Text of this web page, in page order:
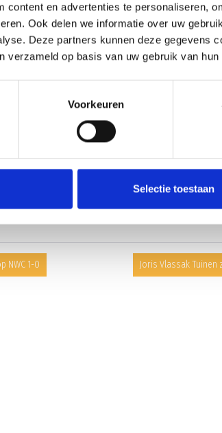
content en advertenties te personaliseren,
Ook delen we informatie over uw
Deze partners kunnen deze gegevens
verzameld op basis van uw gebruik van
Voorkeuren
Selectie toestaan
tevreden met zijn badkamerrenovatie door
NWC 1-0 Joris Vlassak Tuinen